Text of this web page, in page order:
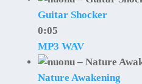
Guitar Shocker
0:05
MP3 WAV
Nature Awakening